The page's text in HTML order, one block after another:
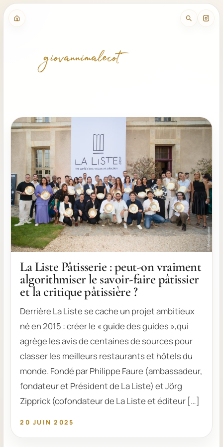
giovannimalecot
La Liste Pâtisserie : peut-on vraiment
algorithmiser le savoir-faire pâtissier
et la critique pâtissière ?
Derrière La Liste se cache un projet ambitieux
né en 2015 : créer le « guide des guides »,qui
agrège les avis de centaines de sources pour
classer les meilleurs restaurants et hôtels du
monde. Fondé par Philippe Faure (ambassadeur,
fondateur et Président de La Liste) et Jörg
Zipprick (cofondateur de La Liste et éditeur […]
20 JUIN 2025